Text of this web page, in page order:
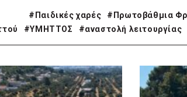
#Παιδικές χαρές #Πρωτοβάθμια
#ΥΜΗΤΤΟΣ #αναστολή λειτουργίας